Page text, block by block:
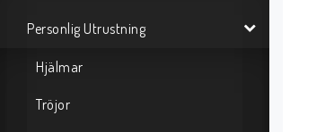
Personlig Utrustning
Hjälmar
Tröjor